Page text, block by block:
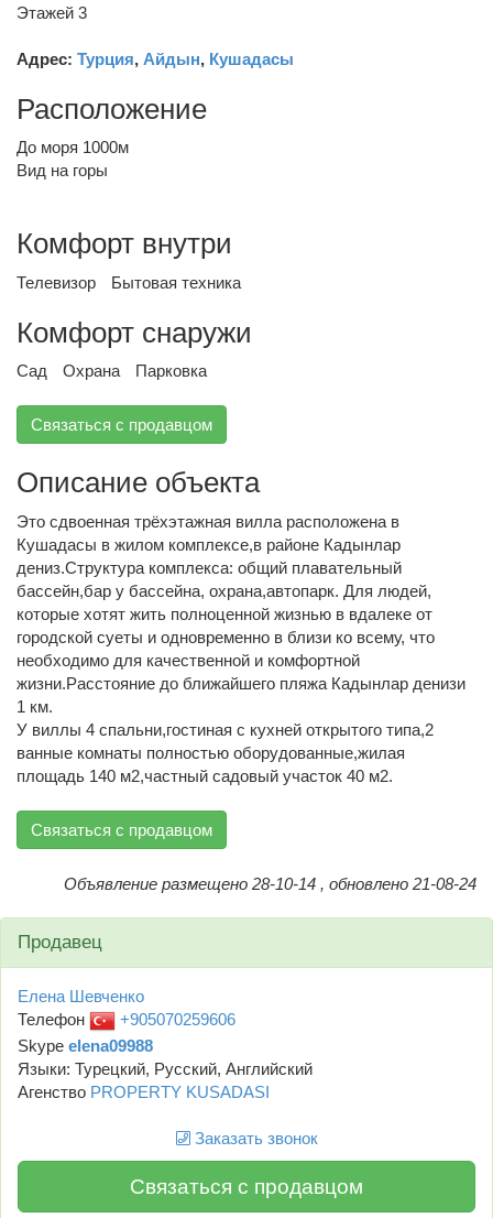
Этажей 3
Адрес: Турция, Айдын, Кушадасы
Расположение
До моря 1000м
Вид на горы
Комфорт внутри
Телевизор Бытовая техника
Комфорт снаружи
Сад Охрана Парковка
Связаться с продавцом
Описание объекта
Это сдвоенная трёхэтажная вилла расположена в
Кушадасы в жилом комплексе,в районе Кадынлар
дениз.Структура комплекса: общий плавательный
бассейн,бар у бассейна, охрана,автопарк. Для людей,
которые хотят жить полноценной жизнью в вдалеке от
городской суеты и одновременно в близи ко всему, что
необходимо для качественной и комфортной
жизни.Расстояние до ближайшего пляжа Кадынлар денизи
1 км.
У виллы 4 спальни,гостиная с кухней открытого типа,2
ванные комнаты полностью оборудованные,жилая
площадь 140 м2,частный садовый участок 40 м2.
Связаться с продавцом
Объявление размещено 28-10-14 , обновлено 21-08-24
Продавец
Елена Шевченко
Телефон
+905070259606
Skype elena09988
Языки: Турецкий, Русский, Английский
Агенство PROPERTY KUSADASI
Заказать звонок
Связаться с продавцом